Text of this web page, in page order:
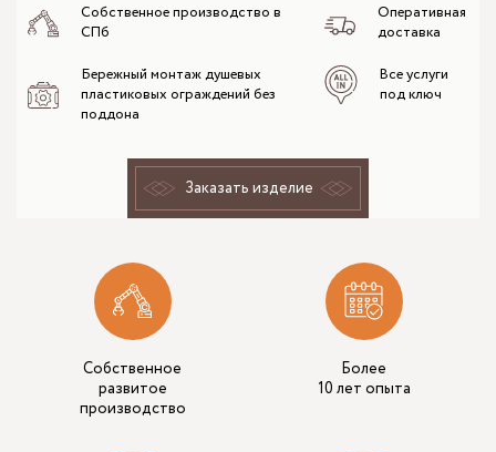
Собственное производство в
СПб
Оперативная
доставка
Бережный монтаж душевых
пластиковых ограждений без
поддона
Все услуги
под ключ
Заказать изделие
Собственное
развитое
производство
Более
10 лет опыта